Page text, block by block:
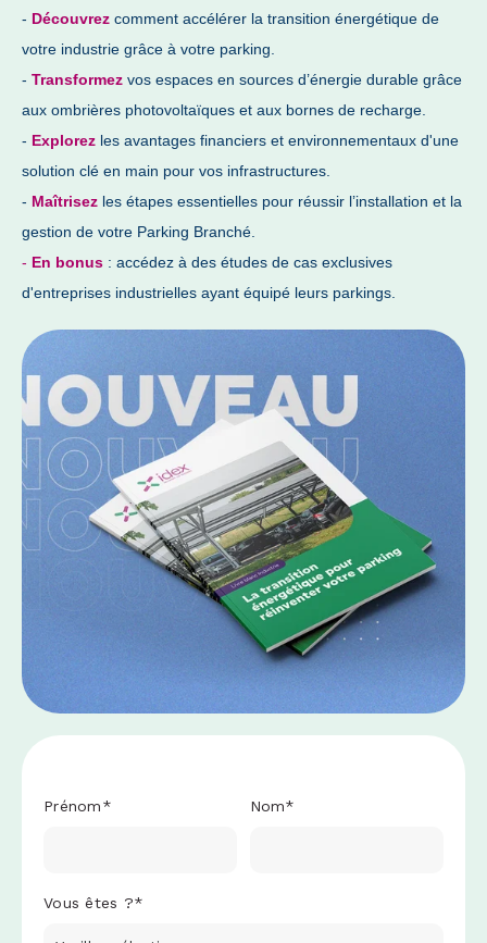
- Découvrez comment accélérer la transition énergétique de
votre industrie grâce à votre parking.
- Transformez vos espaces en sources d’énergie durable grâce
aux ombrières photovoltaïques et aux bornes de recharge.
- Explorez les avantages financiers et environnementaux d'une
solution clé en main pour vos infrastructures.
- Maîtrisez les étapes essentielles pour réussir l’installation et la
gestion de votre Parking Branché.
- En bonus : accédez à des études de cas exclusives
d'entreprises industrielles ayant équipé leurs parkings.
Prénom* Nom*
Vous êtes ?*